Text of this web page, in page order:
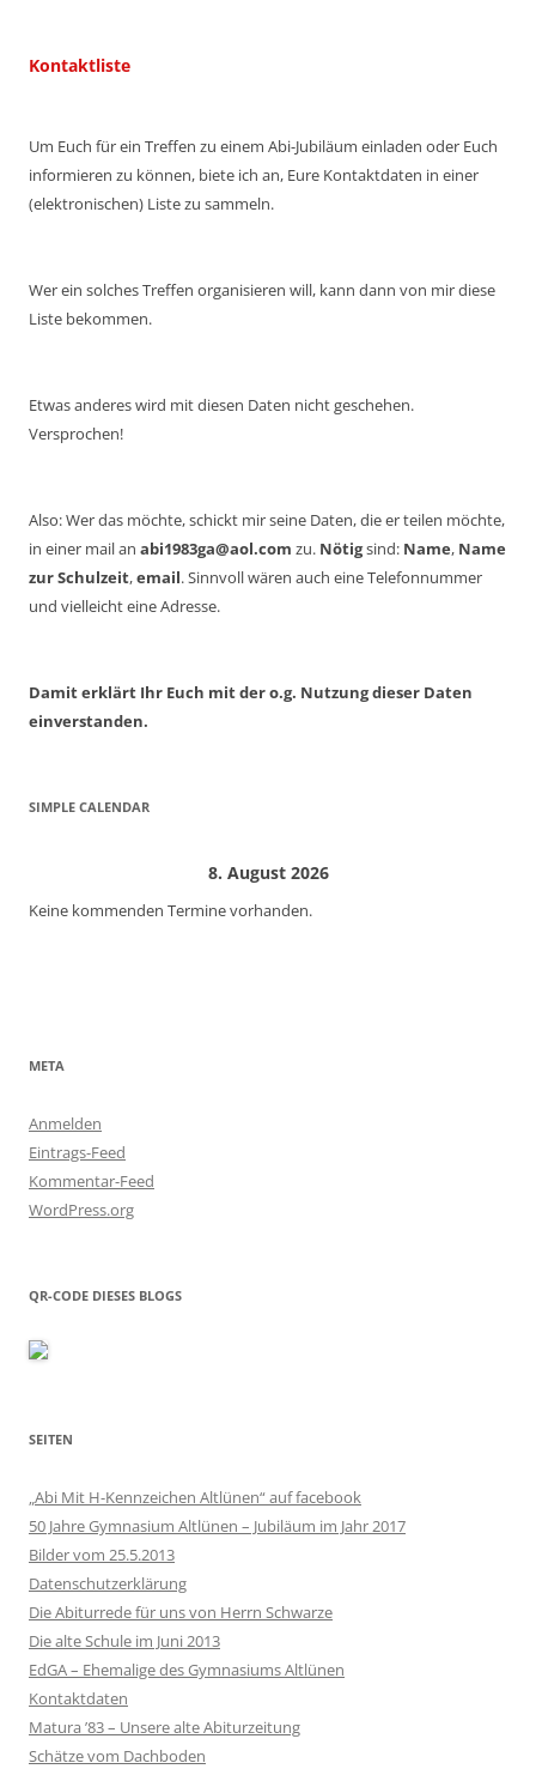
Kontaktliste
Um Euch für ein Treffen zu einem Abi-Jubiläum einladen oder Euch
informieren zu können, biete ich an, Eure Kontaktdaten in einer
(elektronischen) Liste zu sammeln.
Wer ein solches Treffen organisieren will, kann dann von mir diese
Liste bekommen.
Etwas anderes wird mit diesen Daten nicht geschehen.
Versprochen!
Also: Wer das möchte, schickt mir seine Daten, die er teilen möchte,
in einer mail an abi1983ga@aol.com zu. Nötigsind: Name, Name
zur Schulzeit,email. Sinnvoll wären auch eine Telefonnummer
und vielleicht eine Adresse.
Damit erklärt Ihr Euch mit der o.g. Nutzung dieser Daten
einverstanden.
SIMPLE CALENDAR
8. August 2026
Keine kommenden Termine vorhanden.
META
Anmelden
Eintrags-Feed
Kommentar-Feed
WordPress.org
QR-CODE DIESES BLOGS
SEITEN
„Abi Mit H-Kennzeichen Altlünen“ auf facebook
50 Jahre Gymnasium Altlünen – Jubiläum im Jahr 2017
Bilder vom 25.5.2013
Datenschutzerklärung
Die Abiturrede für uns von Herrn Schwarze
Die alte Schule im Juni 2013
EdGA – Ehemalige des Gymnasiums Altlünen
Kontaktdaten
Matura ’83 – Unsere alte Abiturzeitung
Schätze vom Dachboden